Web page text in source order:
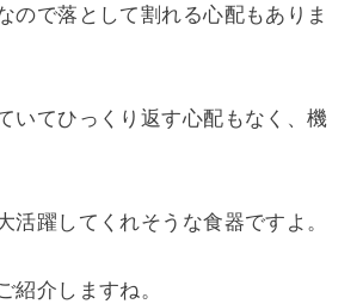
ので落として割れる心配もありま
いてひっくり返す心配もなく、機
活躍してくれそうな食器ですよ。
紹介しますね。